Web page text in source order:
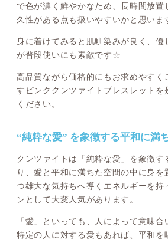
で色が濃く鮮やかなため、長時間放置
久性がある点も扱いやすいかと思いま
身に着けてみると肌馴染みが良く、優
が普段使いにも素敵です☆
高品質ながら価格的にもお求めやすく
すピンククンツァイトブレスレットを
ください。
“純粋な愛” を象徴する平和に満
クンツァイトは「純粋な愛」を象徴す
り、愛と平和に満ちた空間の中に身
つ雄大な気持ちへ導くエネルギーを持
ンとして大変人気があります。
「愛」といっても、人によって意味合
特定の人に対する愛もあれば、平和を